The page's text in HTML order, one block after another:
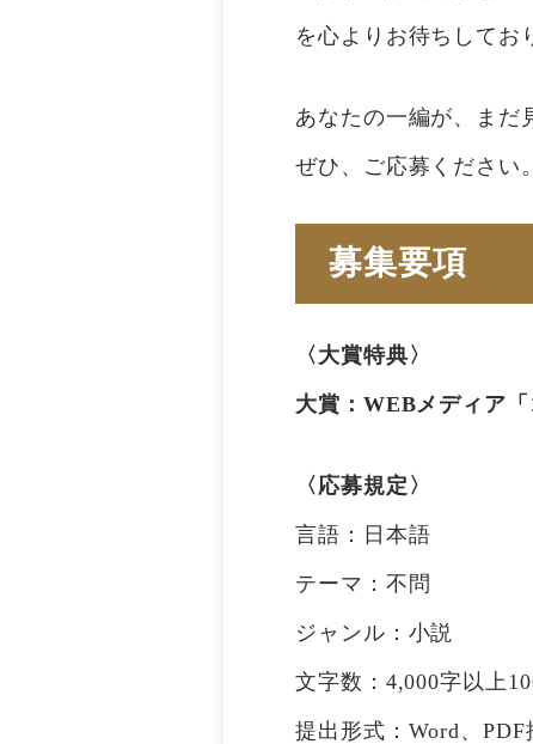
を心よりお待ちしてお
あなたの一編が、まだ
ぜひ、ご応募ください。
募集要項
〈大賞特典〉
大賞：WEBメディア
〈応募規定〉
言語：日本語
テーマ：不問
ジャンル：小説
文字数：4,000字以上
提出形式：Word、